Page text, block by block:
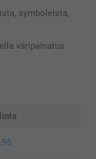
symboleista,
väripainatus